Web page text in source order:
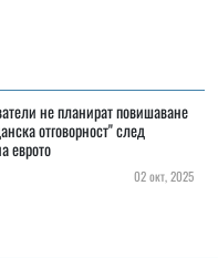
не планират повишаване
отговорност" след
еврото
02 окт, 2025